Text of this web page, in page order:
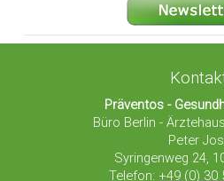
Präventos -
Büro Berlin -
Peter
Syringenweg 24,
Telefon: +49 (0) 30